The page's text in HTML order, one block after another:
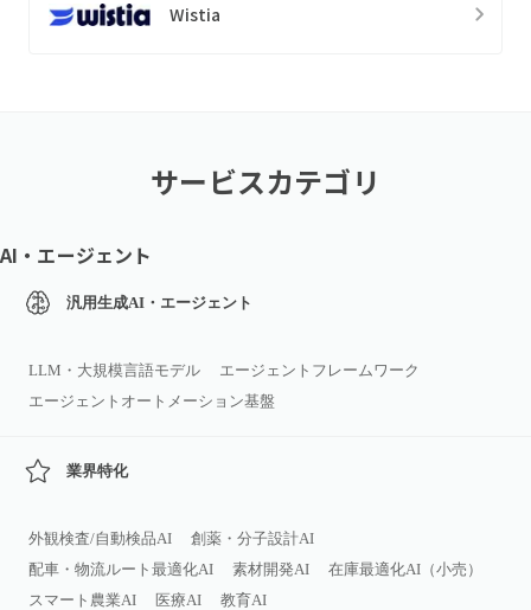
Wistia
サービスカテゴリ
AI・エージェント
汎用生成AI・エージェント
LLM・大規模言語モデル
エージェントフレームワーク
エージェントオートメーション基盤
業界特化
外観検査/自動検品AI
創薬・分子設計AI
配車・物流ルート最適化AI
素材開発AI
在庫最適化AI（小売）
スマート農業AI
医療AI 教育AI